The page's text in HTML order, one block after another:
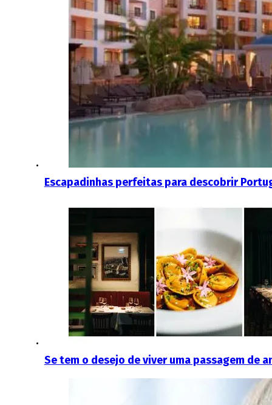
Escapadinhas perfeitas para descobrir
Se tem o desejo de viver uma passagem de